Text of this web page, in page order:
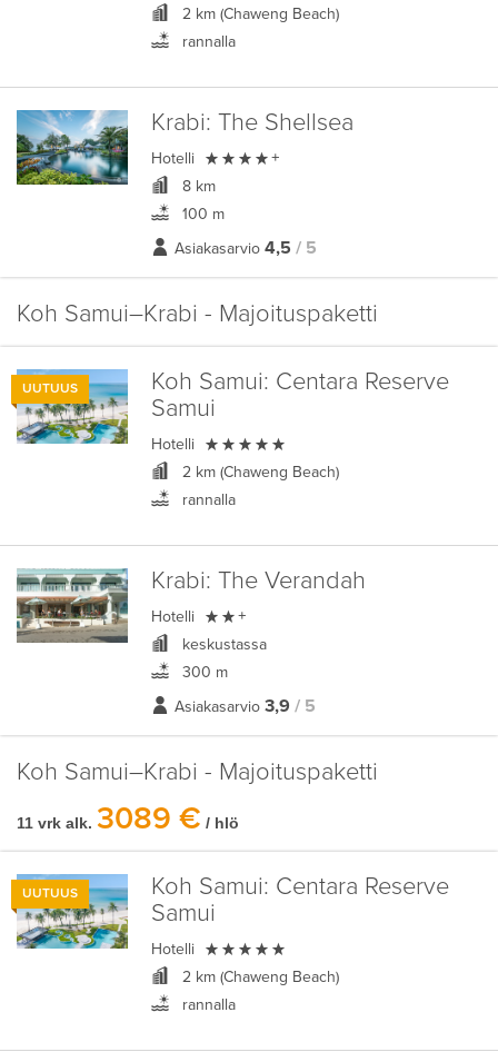
2 km (Chaweng Beach)
rannalla
Krabi: The Shellsea
Hotelli  +
8 km
100 m
Asiakasarvio 4,5 / 5
Koh Samui–Krabi - Majoituspaketti
UUTUUS Koh Samui: Centara Reserve
Samui
Hotelli 
2 km (Chaweng Beach)
rannalla
Krabi: The Verandah
Hotelli  +
keskustassa
300 m
Asiakasarvio 3,9 / 5
Koh Samui–Krabi - Majoituspaketti
11 vrk alk. 3089 € / hlö
UUTUUS Koh Samui: Centara Reserve
Samui
Hotelli 
2 km (Chaweng Beach)
rannalla